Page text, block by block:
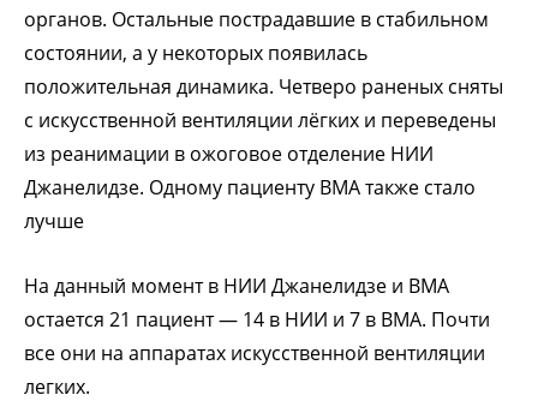
органов. Остальные пострадавшие в стабильном
состоянии, а у некоторых появилась
положительная динамика. Четверо раненых сняты
с искусственной вентиляции лёгких и переведены
из реанимации в ожоговое отделение НИИ
Джанелидзе. Одному пациенту ВМА также стало
лучше
На данный момент в НИИ Джанелидзе и ВМА
остается 21 пациент — 14 в НИИ и 7 в ВМА. Почти
все они на аппаратах искусственной вентиляции
легких.